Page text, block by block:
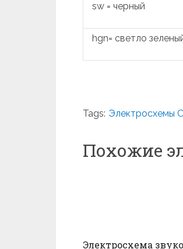
sw = черный
hgn= светло
Tags: Электросхемы
Похожие
Электросхема